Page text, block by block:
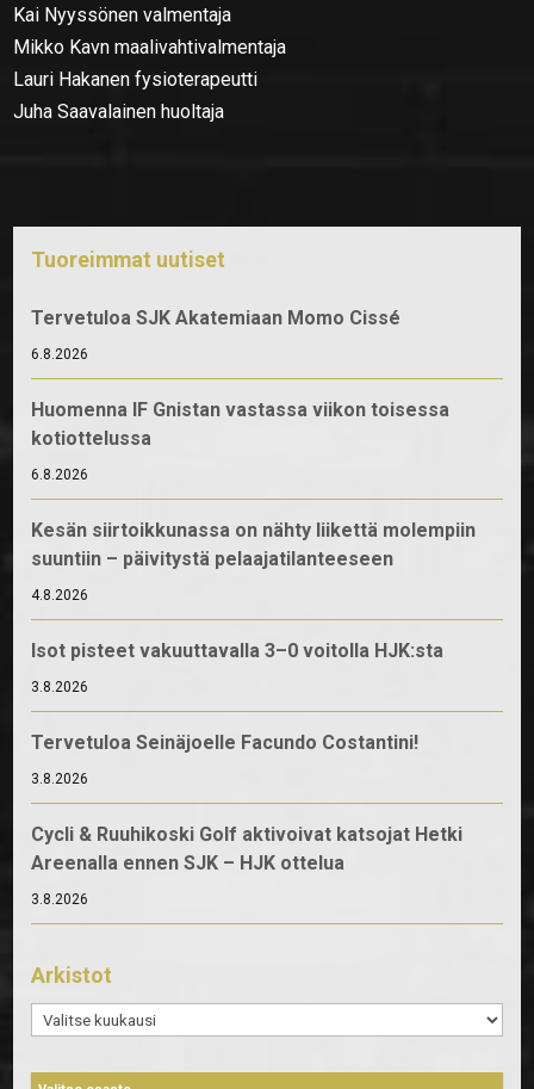
Kai Nyyssönen valmentaja
Mikko Kavn maalivahtivalmentaja
Lauri Hakanen fysioterapeutti
Juha Saavalainen huoltaja
Tuoreimmat uutiset
Tervetuloa SJK Akatemiaan Momo Cissé
6.8.2026
Huomenna IF Gnistan vastassa viikon toisessa
kotiottelussa
6.8.2026
Kesän siirtoikkunassa on nähty liikettä molempiin
suuntiin – päivitystä pelaajatilanteeseen
4.8.2026
Isot pisteet vakuuttavalla 3–0 voitolla HJK:sta
3.8.2026
Tervetuloa Seinäjoelle Facundo Costantini!
3.8.2026
Cycli & Ruuhikoski Golf aktivoivat katsojat Hetki
Areenalla ennen SJK – HJK ottelua
3.8.2026
Arkistot
Arkistot